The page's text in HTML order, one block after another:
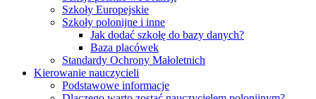
Szkoły Europejskie
Szkoły polonijne i inne
Jak dodać szkołę do bazy danych?
Baza placówek
Standardy Ochrony Małoletnich
Kierowanie nauczycieli
Podstawowe informacje